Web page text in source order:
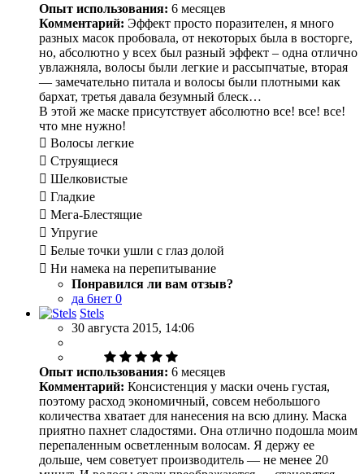
Опыт использования: 6 месяцев
Комментарий: Эффект просто поразителен, я много
разных масок пробовала, от некоторых была в восторге,
но, абсолютно у всех был разный эффект – одна отлично
увлажняла, волосы были легкие и рассыпчатые, вторая
— замечательно питала и волосы были плотными как
бархат, третья давала безумный блеск…
В этой же маске присутствует абсолютно все! все! все!
что мне нужно!
 Волосы легкие
 Струящиеся
 Шелковистые
 Гладкие
 Мега-Блестящие
 Упругие
 Белые точки ушли с глаз долой
 Ни намека на перепитывание
Понравился ли вам отзыв?
да 6нет 0
Stels
30 августа 2015, 14:06
Опыт использования: 6 месяцев
Комментарий: Консистенция у маски очень густая,
поэтому расход экономичный, совсем небольшого
количества хватает для нанесения на всю длину. Маска
приятно пахнет сладостями. Она отлично подошла моим
перепаленным осветленным волосам. Я держу ее
дольше, чем советует производитель — не менее 20